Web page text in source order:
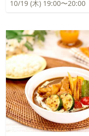
10/19 (木) 19:00〜20:00